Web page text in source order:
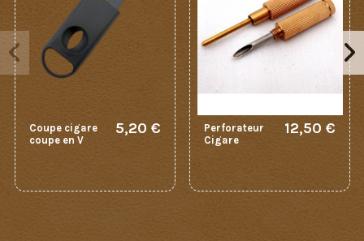
Coupe cigare
coupe en V
5,20 €
Perforateur
Cigare
12,50 €